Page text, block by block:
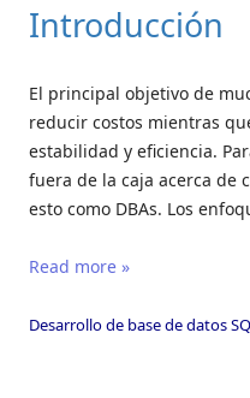
Introducción
El principal objetivo de
reducir costos mientras
estabilidad y eficiencia.
fuera de la caja acerca de
esto como DBAs. Los
Read more »
Desarrollo de base de datos